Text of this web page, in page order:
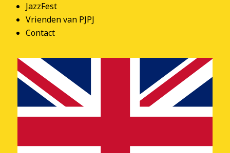
JazzFest
Vrienden van PJPJ
Contact